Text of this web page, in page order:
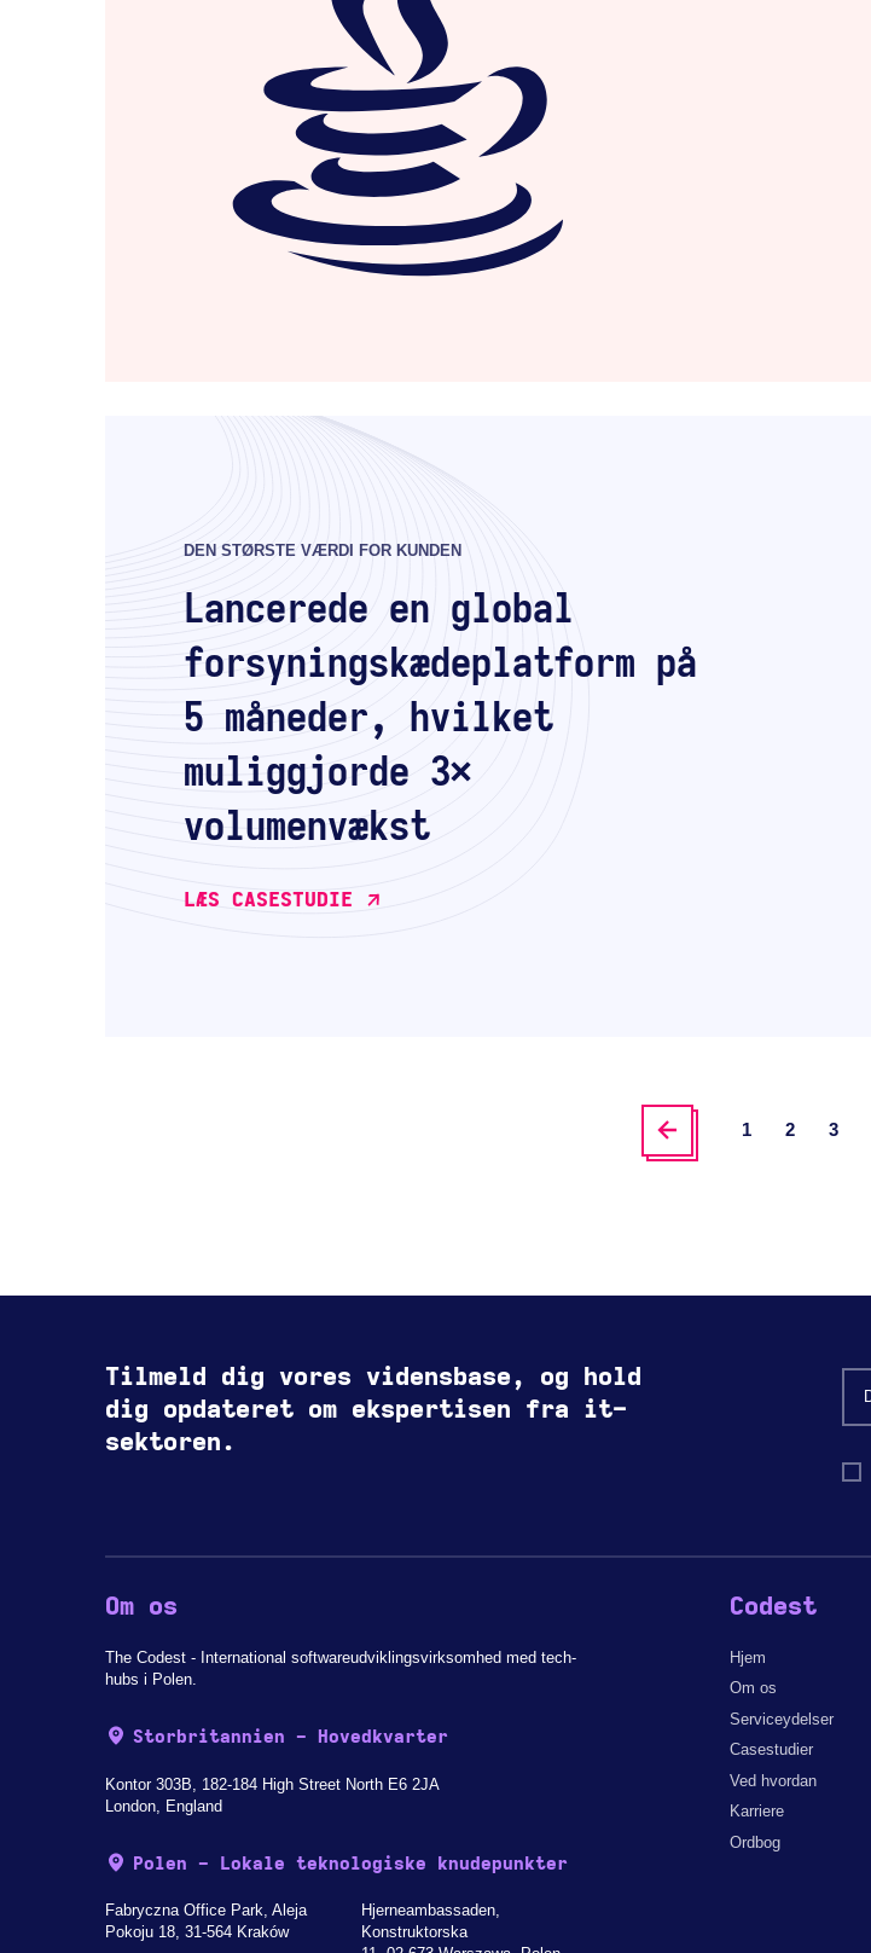
DEN STØRSTE VÆRDI FOR KUNDEN
Lancerede en global
forsyningskædeplatform på
5 måneder, hvilket
muliggjorde 3×
volumenvækst
LÆS CASESTUDIE
1 2 3
Tilmeld dig vores vidensbase, og hold
dig opdateret om ekspertisen fra it-
sektoren.
Om os
The Codest - International softwareudviklingsvirksomhed med tech-
hubs i Polen.
Storbritannien - Hovedkvarter
Kontor 303B, 182-184 High Street North E6 2JA
London, England
Polen - Lokale teknologiske knudepunkter
Fabryczna Office Park, Aleja
Pokoju 18, 31-564 Kraków
Hjerneambassaden,
Konstruktorska
Codest
Hjem
Om os
Serviceydelser
Casestudier
Ved hvordan
Karriere
Ordbog